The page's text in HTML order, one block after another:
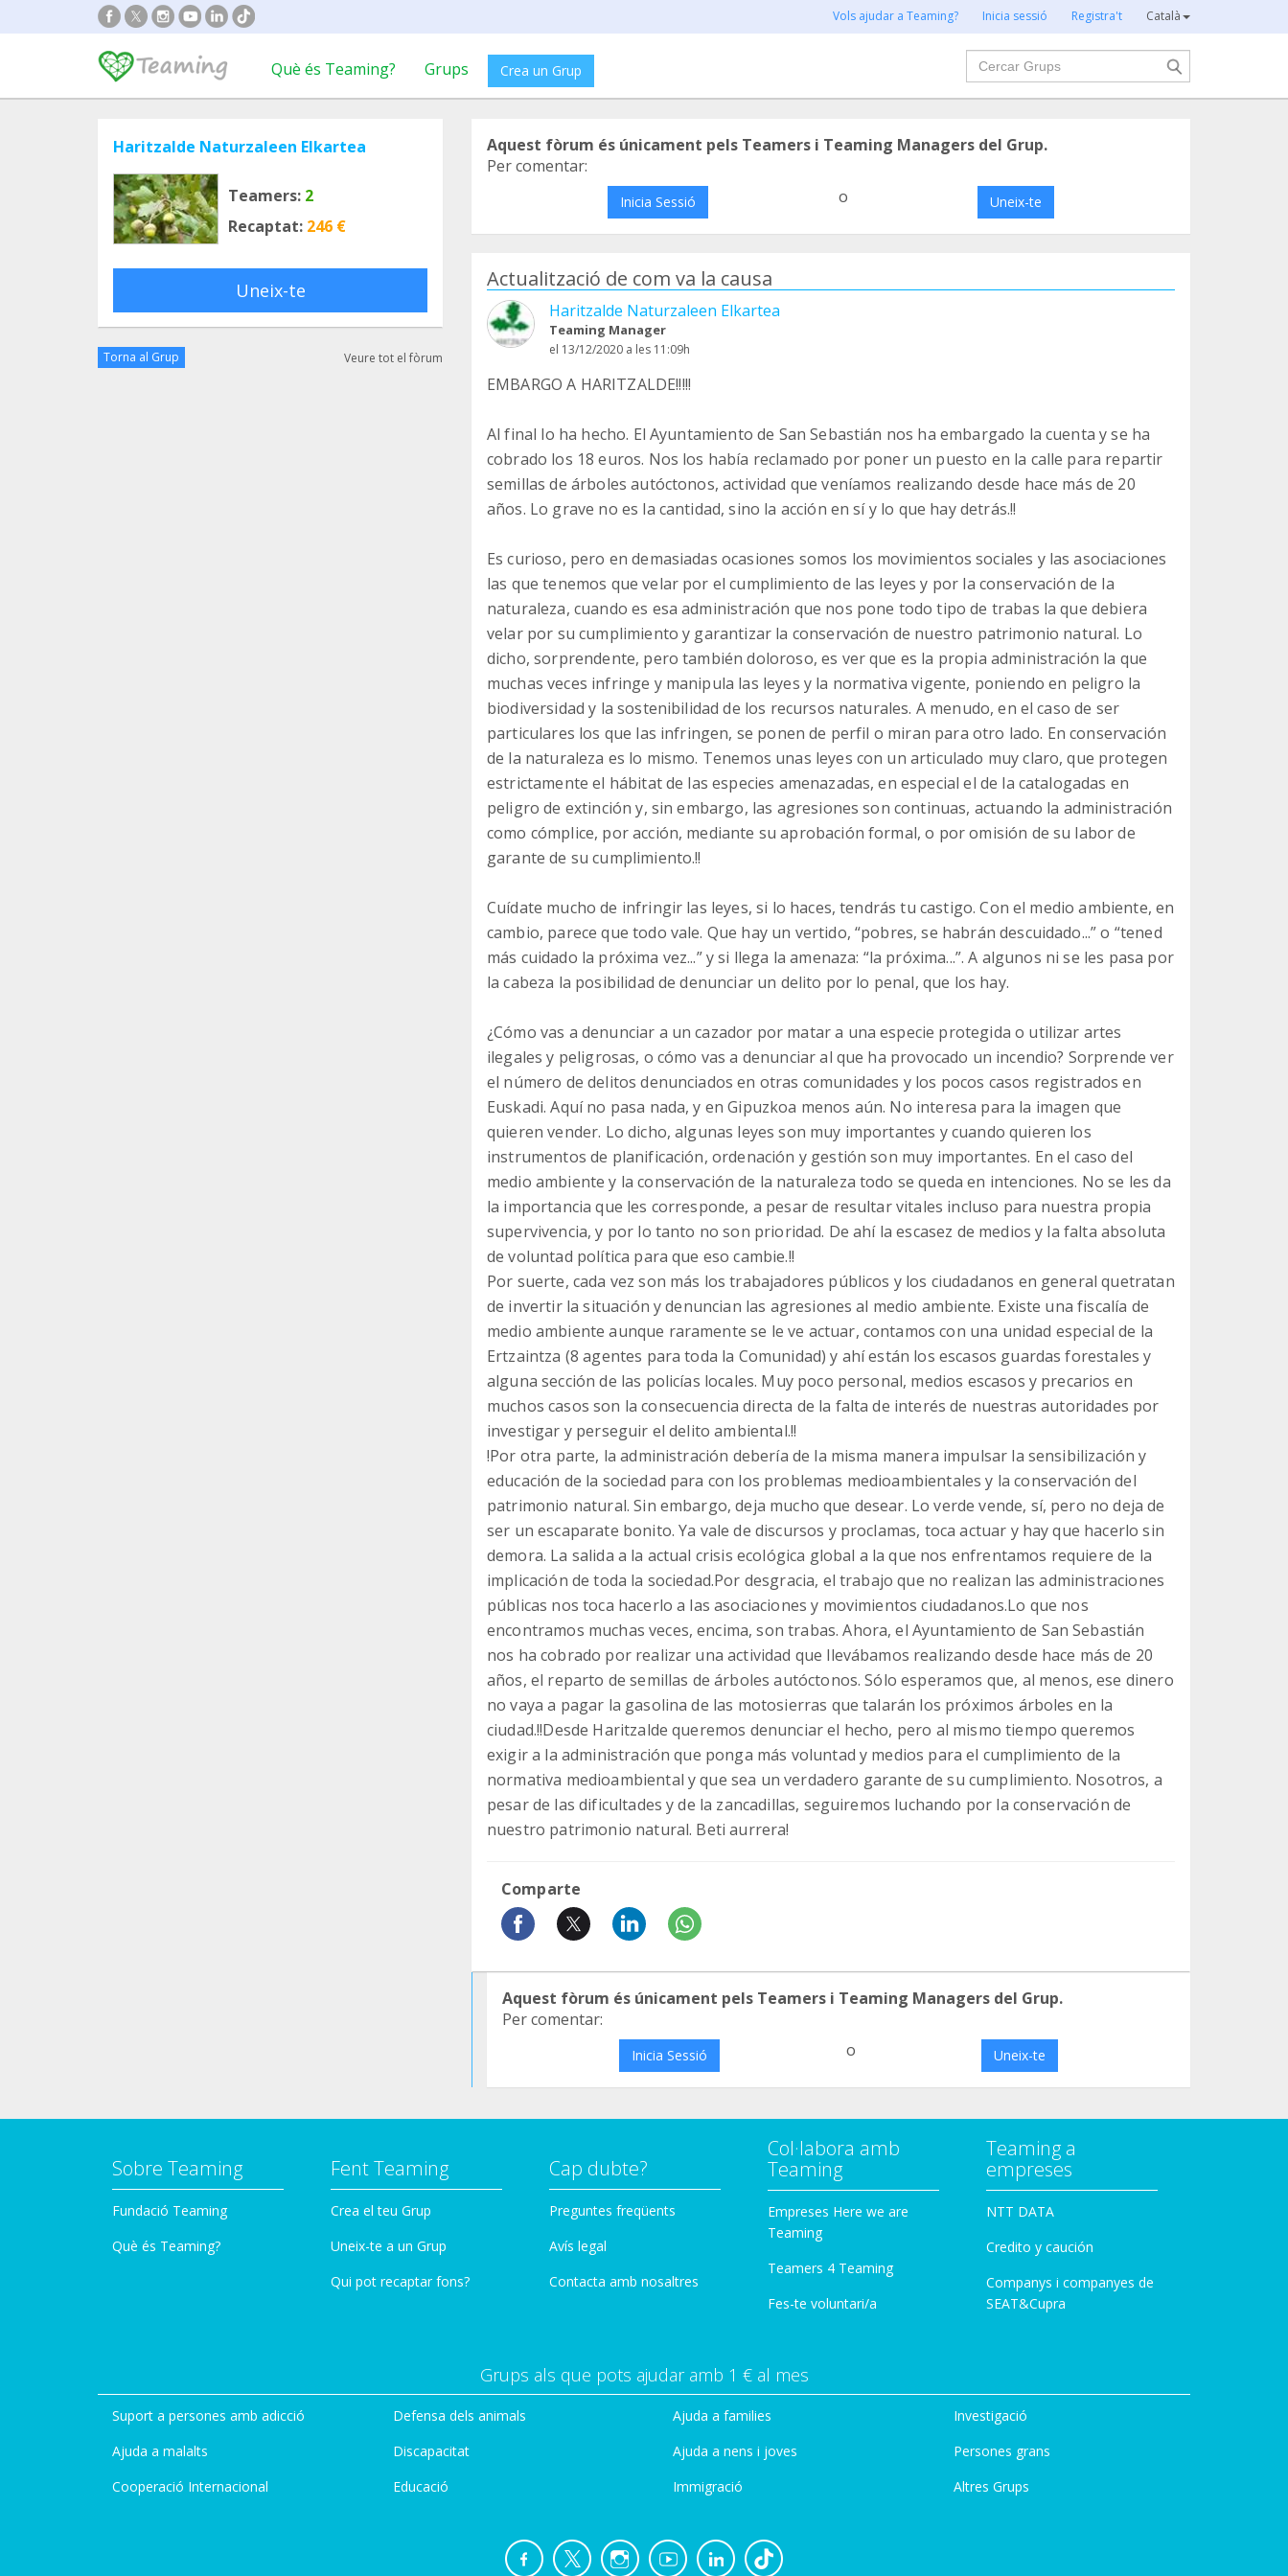
Vols ajudar a Teaming? Inicia sessió Registra't Català
Què és Teaming? Grups Crea un Grup
Cercar
Haritzalde Naturzaleen Elkartea
Teamers: 2
Recaptat: 246 €
Uneix-te
Torna al Grup Veure tot el fòrum
Aquest fòrum és únicament pels Teamers i Teaming Managers del Grup.
Per comentar:
Inicia Sessió o Uneix-te
Actualització de com va la causa
Haritzalde Naturzaleen Elkartea
Teaming Manager
el 13/12/2020 a les 11:09h
EMBARGO A HARITZALDE!!!!!
Al final lo ha hecho. El Ayuntamiento de San Sebastián nos ha embargado la cuenta y se ha
cobrado los 18 euros. Nos los había reclamado por poner un puesto en la calle para repartir
semillas de árboles autóctonos, actividad que veníamos realizando desde hace más de 20
años. Lo grave no es la cantidad, sino la acción en sí y lo que hay detrás.!!
Es curioso, pero en demasiadas ocasiones somos los movimientos sociales y las asociaciones
las que tenemos que velar por el cumplimiento de las leyes y por la conservación de la
naturaleza, cuando es esa administración que nos pone todo tipo de trabas la que debiera
velar por su cumplimiento y garantizar la conservación de nuestro patrimonio natural. Lo
dicho, sorprendente, pero también doloroso, es ver que es la propia administración la que
muchas veces infringe y manipula las leyes y la normativa vigente, poniendo en peligro la
biodiversidad y la sostenibilidad de los recursos naturales. A menudo, en el caso de ser
particulares los que las infringen, se ponen de perfil o miran para otro lado. En conservación
de la naturaleza es lo mismo. Tenemos unas leyes con un articulado muy claro, que protegen
estrictamente el hábitat de las especies amenazadas, en especial el de la catalogadas en
peligro de extinción y, sin embargo, las agresiones son continuas, actuando la administración
como cómplice, por acción, mediante su aprobación formal, o por omisión de su labor de
garante de su cumplimiento.!!
Cuídate mucho de infringir las leyes, si lo haces, tendrás tu castigo. Con el medio ambiente, en
cambio, parece que todo vale. Que hay un vertido, “pobres, se habrán descuidado...” o “tened
más cuidado la próxima vez...” y si llega la amenaza: “la próxima...”. A algunos ni se les pasa por
la cabeza la posibilidad de denunciar un delito por lo penal, que los hay.
¿Cómo vas a denunciar a un cazador por matar a una especie protegida o utilizar artes
ilegales y peligrosas, o cómo vas a denunciar al que ha provocado un incendio? Sorprende ver
el número de delitos denunciados en otras comunidades y los pocos casos registrados en
Euskadi. Aquí no pasa nada, y en Gipuzkoa menos aún. No interesa para la imagen que
quieren vender. Lo dicho, algunas leyes son muy importantes y cuando quieren los
instrumentos de planificación, ordenación y gestión son muy importantes. En el caso del
medio ambiente y la conservación de la naturaleza todo se queda en intenciones. No se les da
la importancia que les corresponde, a pesar de resultar vitales incluso para nuestra propia
supervivencia, y por lo tanto no son prioridad. De ahí la escasez de medios y la falta absoluta
de voluntad política para que eso cambie.!!
Por suerte, cada vez son más los trabajadores públicos y los ciudadanos en general quetratan
de invertir la situación y denuncian las agresiones al medio ambiente. Existe una fiscalía de
medio ambiente aunque raramente se le ve actuar, contamos con una unidad especial de la
Ertzaintza (8 agentes para toda la Comunidad) y ahí están los escasos guardas forestales y
alguna sección de las policías locales. Muy poco personal, medios escasos y precarios en
muchos casos son la consecuencia directa de la falta de interés de nuestras autoridades por
investigar y perseguir el delito ambiental.!!
!Por otra parte, la administración debería de la misma manera impulsar la sensibilización y
educación de la sociedad para con los problemas medioambientales y la conservación del
patrimonio natural. Sin embargo, deja mucho que desear. Lo verde vende, sí, pero no deja de
ser un escaparate bonito. Ya vale de discursos y proclamas, toca actuar y hay que hacerlo sin
demora. La salida a la actual crisis ecológica global a la que nos enfrentamos requiere de la
implicación de toda la sociedad.Por desgracia, el trabajo que no realizan las administraciones
públicas nos toca hacerlo a las asociaciones y movimientos ciudadanos.Lo que nos
encontramos muchas veces, encima, son trabas. Ahora, el Ayuntamiento de San Sebastián
nos ha cobrado por realizar una actividad que llevábamos realizando desde hace más de 20
años, el reparto de semillas de árboles autóctonos. Sólo esperamos que, al menos, ese dinero
no vaya a pagar la gasolina de las motosierras que talarán los próximos árboles en la
ciudad.!!Desde Haritzalde queremos denunciar el hecho, pero al mismo tiempo queremos
exigir a la administración que ponga más voluntad y medios para el cumplimiento de la
normativa medioambiental y que sea un verdadero garante de su cumplimiento. Nosotros, a
pesar de las dificultades y de la zancadillas, seguiremos luchando por la conservación de
nuestro patrimonio natural. Beti aurrera!
Comparte
Aquest fòrum és únicament pels Teamers i Teaming Managers del Grup.
Per comentar:
Inicia Sessió o Uneix-te
Sobre Teaming
Fundació Teaming
Què és Teaming?
Fent Teaming
Crea el teu Grup
Uneix-te a un Grup
Qui pot recaptar fons?
Cap dubte?
Preguntes freqüents
Avís legal
Contacta amb nosaltres
Col·labora amb
Teaming
Empreses Here we are
Teaming
Teamers 4 Teaming
Fes-te voluntari/a
Teaming a
empreses
NTT DATA
Credito y caución
Companys i companyes de
SEAT&Cupra
Grups als que pots ajudar amb 1 € al mes
Suport a persones amb adicció
Ajuda a malalts
Cooperació Internacional
Defensa dels animals
Discapacitat
Educació
Ajuda a families
Ajuda a nens i joves
Immigració
Investigació
Persones grans
Altres Grups